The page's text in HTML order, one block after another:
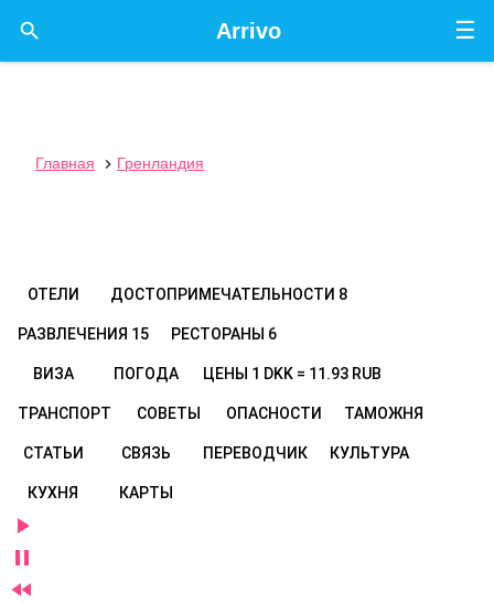
☰
Arrivo

Главная  Гренландия
ОТЕЛИ ДОСТОПРИМЕЧАТЕЛЬНОСТИ 8
РАЗВЛЕЧЕНИЯ 15 РЕСТОРАНЫ 6
ВИЗА ПОГОДА ЦЕНЫ 1 DKK = 11.93 RUB
ТРАНСПОРТ СОВЕТЫ ОПАСНОСТИ ТАМОЖНЯ
СТАТЬИ СВЯЗЬ ПЕРЕВОДЧИК КУЛЬТУРА
КУХНЯ КАРТЫ


